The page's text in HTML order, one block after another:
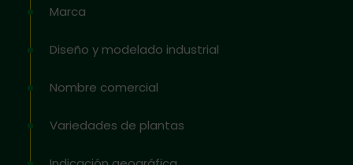
Marca
Diseño y modelado industrial
Nombre comercial
Variedades de plantas